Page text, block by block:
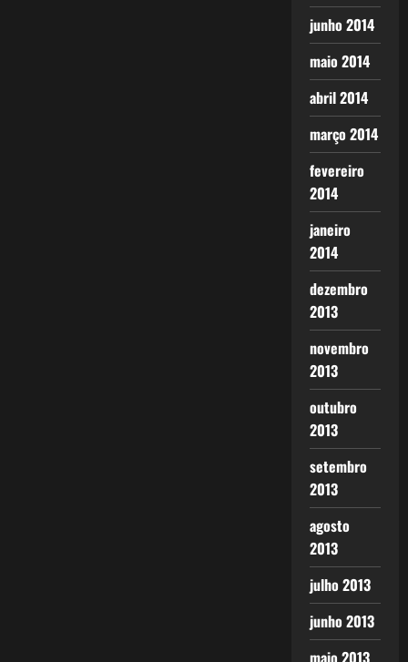
junho 2014
maio 2014
abril 2014
março 2014
fevereiro
2014
janeiro
2014
dezembro
2013
novembro
2013
outubro
2013
setembro
2013
agosto
2013
julho 2013
junho 2013
maio 2013